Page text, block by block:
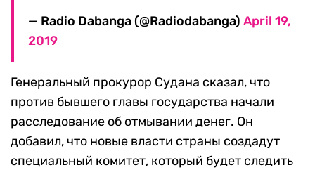
— Radio Dabanga (@Radiodabanga) April 19,
2019
Генеральный прокурор Судана сказал, что
против бывшего главы государства начали
расследование об отмывании денег. Он
добавил, что новые власти страны создадут
специальный комитет, который будет следить